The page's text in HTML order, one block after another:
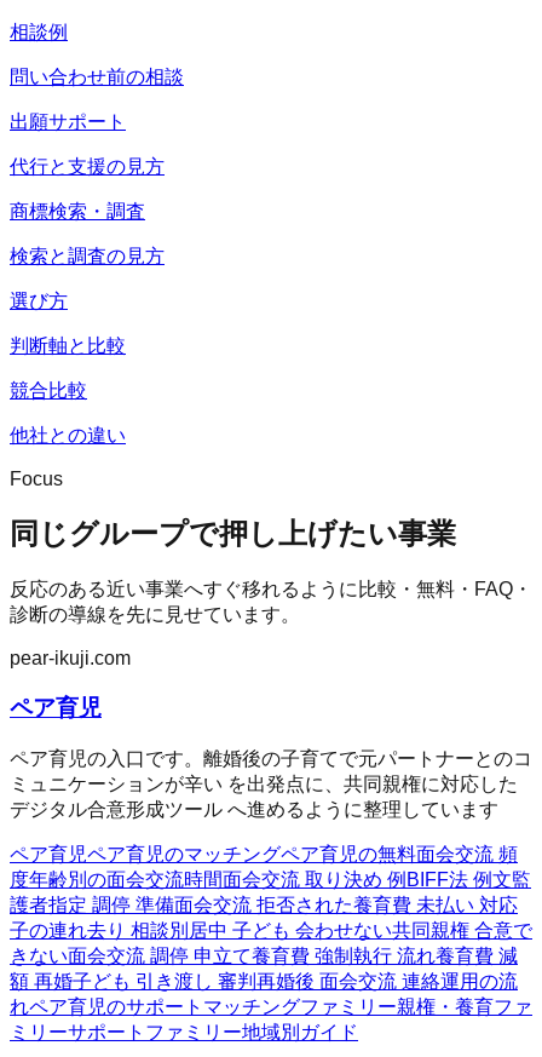
相談例
問い合わせ前の相談
出願サポート
代行と支援の見方
商標検索・調査
検索と調査の見方
選び方
判断軸と比較
競合比較
他社との違い
Focus
同じグループで押し上げたい事業
反応のある近い事業へすぐ移れるように比較・無料・FAQ・
診断の導線を先に見せています。
pear-ikuji.com
ペア育児
ペア育児の入口です。離婚後の子育てで元パートナーとのコ
ミュニケーションが辛い を出発点に、共同親権に対応した
デジタル合意形成ツール へ進めるように整理しています
ペア育児ペア育児のマッチングペア育児の無料面会交流 頻
度年齢別の面会交流時間面会交流 取り決め 例 BIFF法 例文監
護者指定 調停 準備面会交流 拒否された養育費 未払い 対応
子の連れ去り 相談別居中 子ども 会わせない共同親権 合意で
きない面会交流 調停 申立て養育費 強制執行 流れ養育費 減
額 再婚子ども 引き渡し 審判 再婚後 面会交流 連絡運用の流
れペア育児のサポート マッチングファミリー親権・養育ファ
ミリーサポートファミリー地域別ガイド